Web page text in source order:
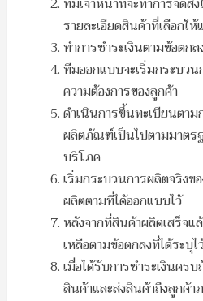
รายละเอียดสินค้าที่เลือกใ
ทำการชำระเงินตามข้อตก
ทีมออกแบบจะเริ่มกระบว
ความต้องการของลูกค้า
ดำเนินการขึ้นทะเบียนตา
ผลิตภัณฑ์เป็นไปตามมาตร
บริโภค
เริ่มกระบวนการผลิตจริง
ผลิตตามที่ได้ออกแบบไว้
หลังจากที่สินค้าผลิตเสร็จแ
เหลือตามข้อตกลงที่ได้ระบุ
เมื่อได้รับการชำระเงินคร
สินค้าและส่งสินค้าถึงลูกค้า